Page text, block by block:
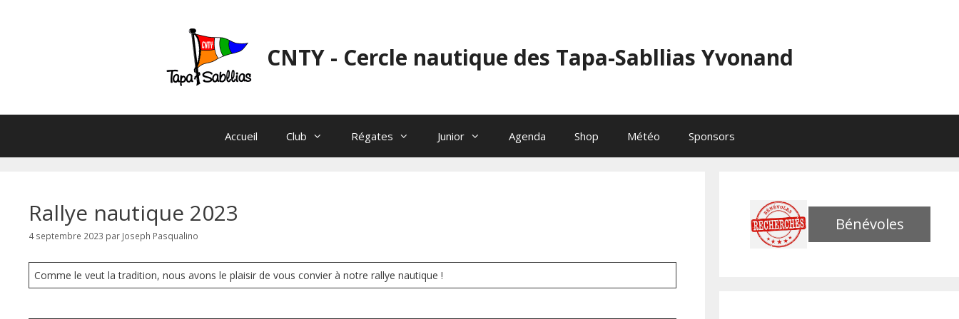
CNTY - Cercle nautique des Tapa-Sabllias Yvonand
Accueil Club Régates Junior Agenda Shop Météo Sponsors
Rallye nautique 2023
4 septembre 2023 par Joseph Pasqualino
Comme le veut la tradition, nous avons le plaisir de vous convier à notre rallye nautique !
Bénévoles